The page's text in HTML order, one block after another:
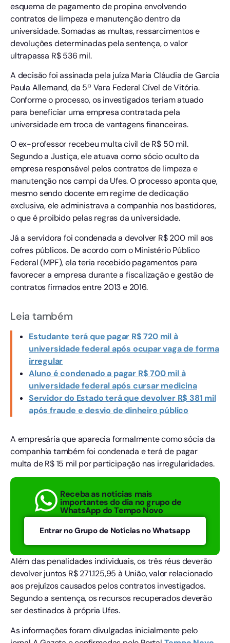
esquema de pagamento de propina envolvendo
contratos de limpeza e manutenção dentro da
universidade. Somadas as multas, ressarcimentos e
devoluções determinadas pela sentença, o valor
ultrapassa R$ 536 mil.
A decisão foi assinada pela juíza Maria Cláudia de Garcia
Paula Allemand, da 5ª Vara Federal Cível de Vitória.
Conforme o processo, os investigados teriam atuado
para beneficiar uma empresa contratada pela
universidade em troca de vantagens financeiras.
O ex-professor recebeu multa civil de R$ 50 mil.
Segundo a Justiça, ele atuava como sócio oculto da
empresa responsável pelos contratos de limpeza e
manutenção nos campi da Ufes. O processo aponta que,
mesmo sendo docente em regime de dedicação
exclusiva, ele administrava a companhia nos bastidores,
o que é proibido pelas regras da universidade.
Já a servidora foi condenada a devolver R$ 200 mil aos
cofres públicos. De acordo com o Ministério Público
Federal (MPF), ela teria recebido pagamentos para
favorecer a empresa durante a fiscalização e gestão de
contratos firmados entre 2013 e 2016.
Leia também
Estudante terá que pagar R$ 720 mil à
universidade federal após ocupar vaga de forma
irregular
Aluno é condenado a pagar R$ 700 mil à
universidade federal após cursar medicina
Servidor do Estado terá que devolver R$ 381 mil
após fraude e desvio de dinheiro público
A empresária que aparecia formalmente como sócia da
companhia também foi condenada e terá de pagar
multa de R$ 15 mil por participação nas irregularidades.
Receba as notícias mais
importantes do dia no grupo de
WhatsApp do Tempo Novo
Entrar no Grupo de Notícias no Whatsapp
Além das penalidades individuais, os três réus deverão
devolver juntos R$ 271.125,95 à União, valor relacionado
aos prejuízos causados pelos contratos investigados.
Segundo a sentença, os recursos recuperados deverão
ser destinados à própria Ufes.
As informações foram divulgadas inicialmente pelo